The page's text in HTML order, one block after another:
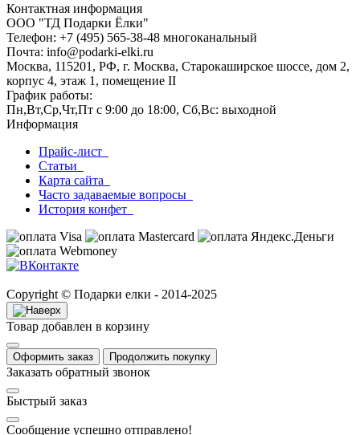
Контактная информация
ООО "ТД Подарки Ёлки"
Телефон: +7 (495) 565-38-48 многоканальный
Почта: info@podarki-elki.ru
Москва, 115201, РФ, г. Москва, Старокаширское шоссе, дом 2,
корпус 4, этаж 1, помещение II
График работы:
Пн,Вт,Ср,Чт,Пт с 9:00 до 18:00, Сб,Вс: выходной
Информация
Прайс-лист
Статьи
Карта сайта
Часто задаваемые вопросы
История конфет
Copyright © Подарки елки - 2014-2025
Товар добавлен в корзину
Оформить заказ Продолжить покупку
Заказать обратный звонок
Быстрый заказ
Сообщение успешно отправлено!